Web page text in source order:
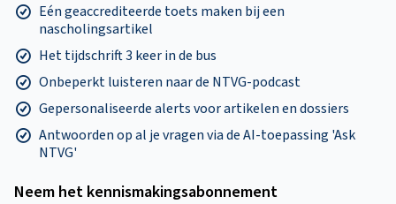
Eén geaccrediteerde toets maken bij een
nascholingsartikel
Het tijdschrift 3 keer in de bus
Onbeperkt luisteren naar de NTVG-podcast
Gepersonaliseerde alerts voor artikelen en dossiers
Antwoorden op al je vragen via de AI-toepassing 'Ask
NTVG'
Neem het kennismakings­abonnement